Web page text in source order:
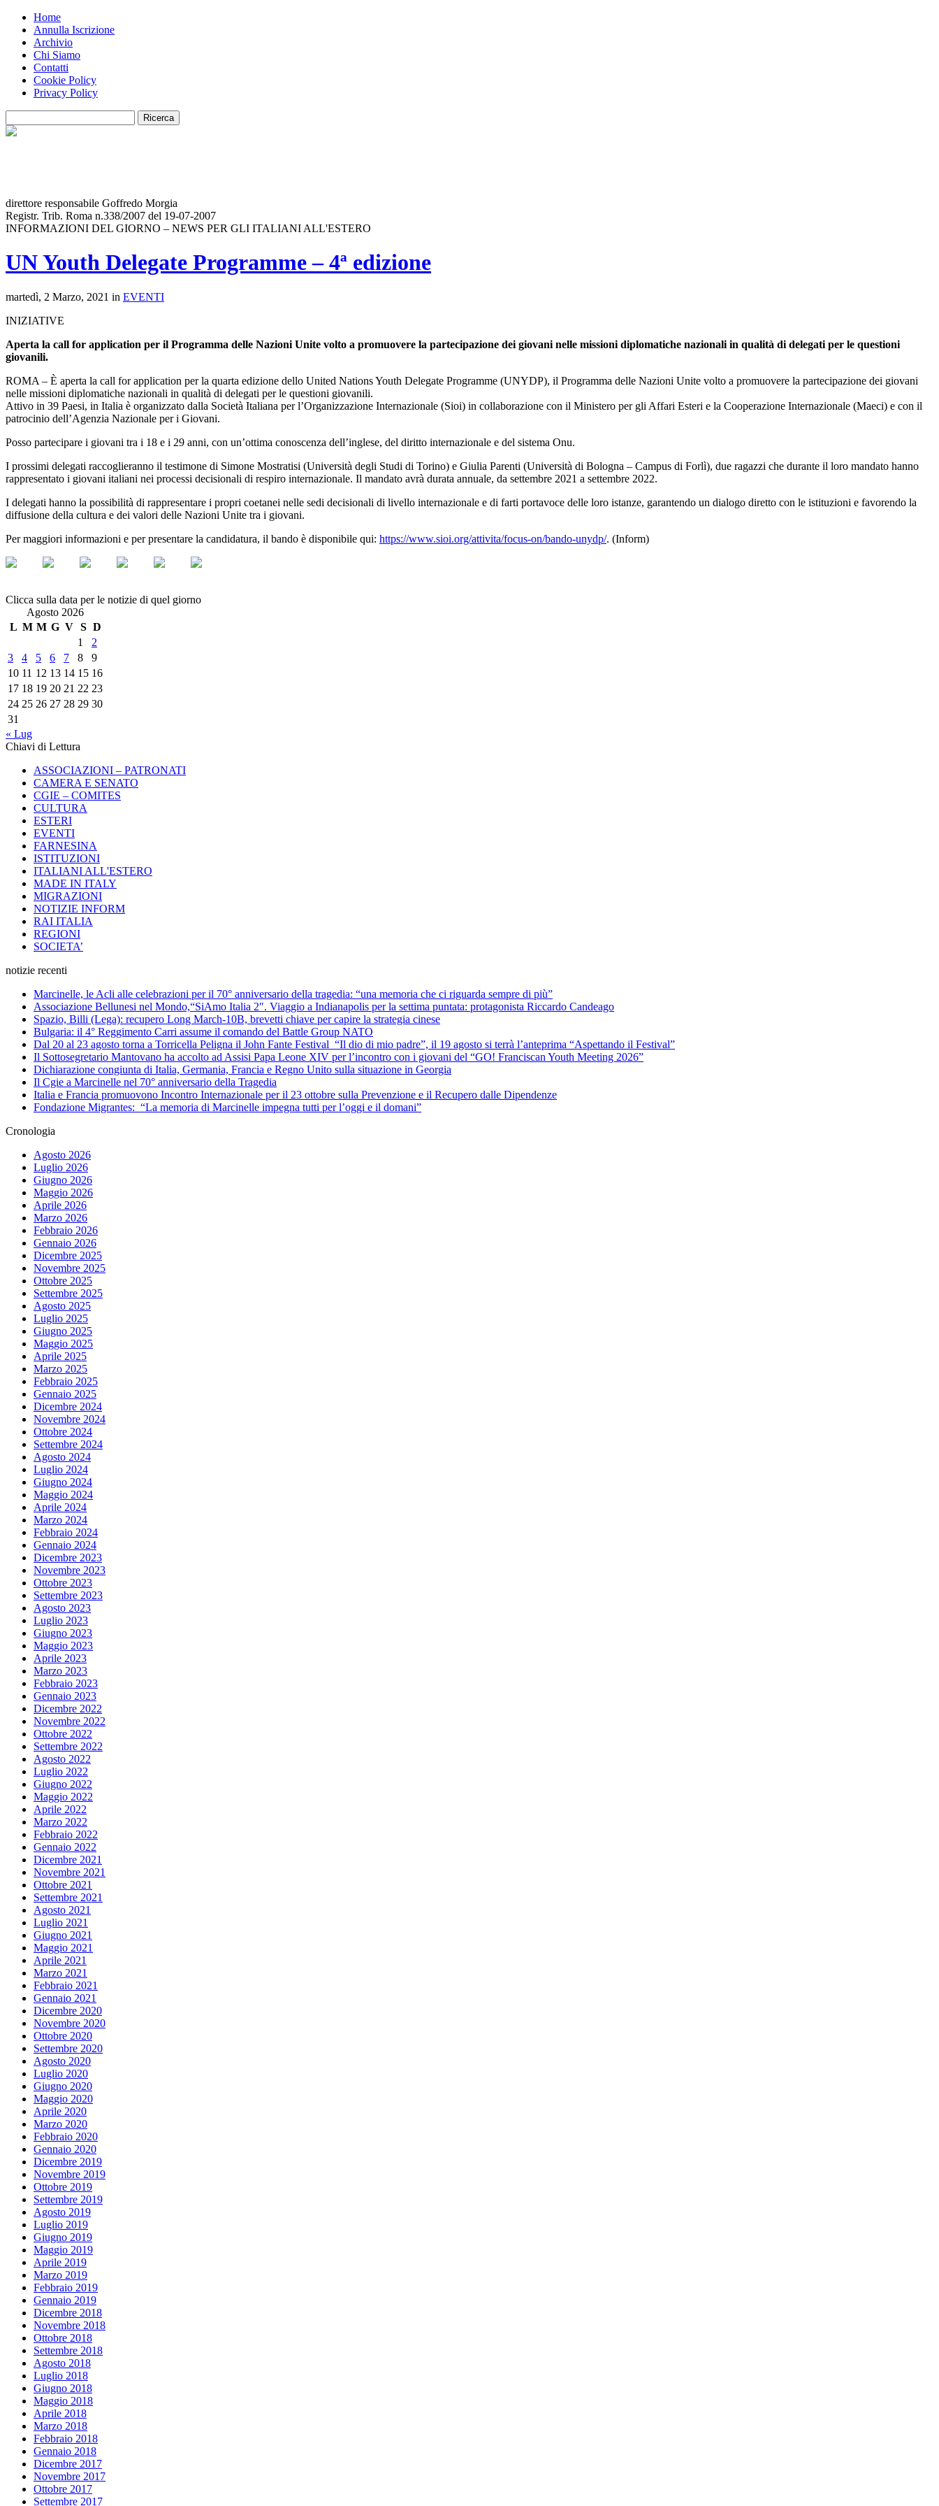
Home
Annulla Iscrizione
Archivio
Chi Siamo
Contatti
Cookie Policy
Privacy Policy
direttore responsabile Goffredo Morgia
Registr. Trib. Roma n.338/2007 del 19-07-2007
INFORMAZIONI DEL GIORNO – NEWS PER GLI ITALIANI ALL'ESTERO
UN Youth Delegate Programme – 4ª edizione
martedì, 2 Marzo, 2021 in EVENTI
INIZIATIVE
Aperta la call for application per il Programma delle Nazioni Unite volto a promuovere la partecipazione dei giovani nelle missioni diplomatiche nazionali in qualità di delegati per le questioni
giovanili.
ROMA – È aperta la call for application per la quarta edizione dello United Nations Youth Delegate Programme (UNYDP), il Programma delle Nazioni Unite volto a promuovere la partecipazione dei giovani
nelle missioni diplomatiche nazionali in qualità di delegati per le questioni giovanili.
Attivo in 39 Paesi, in Italia è organizzato dalla Società Italiana per l’Organizzazione Internazionale (Sioi) in collaborazione con il Ministero per gli Affari Esteri e la Cooperazione Internazionale (Maeci) e con il
patrocinio dell’Agenzia Nazionale per i Giovani.
Posso partecipare i giovani tra i 18 e i 29 anni, con un’ottima conoscenza dell’inglese, del diritto internazionale e del sistema Onu.
I prossimi delegati raccoglieranno il testimone di Simone Mostratisi (Università degli Studi di Torino) e Giulia Parenti (Università di Bologna – Campus di Forlì), due ragazzi che durante il loro mandato hanno
rappresentato i giovani italiani nei processi decisionali di respiro internazionale. Il mandato avrà durata annuale, da settembre 2021 a settembre 2022.
I delegati hanno la possibilità di rappresentare i propri coetanei nelle sedi decisionali di livello internazionale e di farti portavoce delle loro istanze, garantendo un dialogo diretto con le istituzioni e favorendo la
diffusione della cultura e dei valori delle Nazioni Unite tra i giovani.
Per maggiori informazioni e per presentare la candidatura, il bando è disponibile qui: https://www.sioi.org/attivita/focus-on/bando-unydp/. (Inform)
Clicca sulla data per le notizie di quel giorno
Agosto 2026
L M M G V S D
1
2
3
4 5 6 7 8
9
10 11 12 13 14 15 16
17 18 19 20 21 22 23
24 25 26 27 28 29 30
31
« Lug
Chiavi di Lettura
ASSOCIAZIONI – PATRONATI
CAMERA E SENATO
CGIE – COMITES
CULTURA
ESTERI
EVENTI
FARNESINA
ISTITUZIONI
ITALIANI ALL'ESTERO
MADE IN ITALY
MIGRAZIONI
NOTIZIE INFORM
RAI ITALIA
REGIONI
SOCIETA’
notizie recenti
Marcinelle, le Acli alle celebrazioni per il 70° anniversario della tragedia: “una memoria che ci riguarda sempre di più”
Associazione Bellunesi nel Mondo,“SiAmo Italia 2″. Viaggio a Indianapolis per la settima puntata: protagonista Riccardo Candeago
Spazio, Billi (Lega): recupero Long March-10B, brevetti chiave per capire la strategia cinese
Bulgaria: il 4° Reggimento Carri assume il comando del Battle Group NATO
Dal 20 al 23 agosto torna a Torricella Peligna il John Fante Festival “Il dio di mio padre”, il 19 agosto si terrà l’anteprima “Aspettando il Festival”
Il Sottosegretario Mantovano ha accolto ad Assisi Papa Leone XIV per l’incontro con i giovani del “GO! Franciscan Youth Meeting 2026”
Dichiarazione congiunta di Italia, Germania, Francia e Regno Unito sulla situazione in Georgia
Il Cgie a Marcinelle nel 70° anniversario della Tragedia
Italia e Francia promuovono Incontro Internazionale per il 23 ottobre sulla Prevenzione e il Recupero dalle Dipendenze
Fondazione Migrantes: “La memoria di Marcinelle impegna tutti per l’oggi e il domani”
Cronologia
Agosto 2026
Luglio 2026
Giugno 2026
Maggio 2026
Aprile 2026
Marzo 2026
Febbraio 2026
Gennaio 2026
Dicembre 2025
Novembre 2025
Ottobre 2025
Settembre 2025
Agosto 2025
Luglio 2025
Giugno 2025
Maggio 2025
Aprile 2025
Marzo 2025
Febbraio 2025
Gennaio 2025
Dicembre 2024
Novembre 2024
Ottobre 2024
Settembre 2024
Agosto 2024
Luglio 2024
Giugno 2024
Maggio 2024
Aprile 2024
Marzo 2024
Febbraio 2024
Gennaio 2024
Dicembre 2023
Novembre 2023
Ottobre 2023
Settembre 2023
Agosto 2023
Luglio 2023
Giugno 2023
Maggio 2023
Aprile 2023
Marzo 2023
Febbraio 2023
Gennaio 2023
Dicembre 2022
Novembre 2022
Ottobre 2022
Settembre 2022
Agosto 2022
Luglio 2022
Giugno 2022
Maggio 2022
Aprile 2022
Marzo 2022
Febbraio 2022
Gennaio 2022
Dicembre 2021
Novembre 2021
Ottobre 2021
Settembre 2021
Agosto 2021
Luglio 2021
Giugno 2021
Maggio 2021
Aprile 2021
Marzo 2021
Febbraio 2021
Gennaio 2021
Dicembre 2020
Novembre 2020
Ottobre 2020
Settembre 2020
Agosto 2020
Luglio 2020
Giugno 2020
Maggio 2020
Aprile 2020
Marzo 2020
Febbraio 2020
Gennaio 2020
Dicembre 2019
Novembre 2019
Ottobre 2019
Settembre 2019
Agosto 2019
Luglio 2019
Giugno 2019
Maggio 2019
Aprile 2019
Marzo 2019
Febbraio 2019
Gennaio 2019
Dicembre 2018
Novembre 2018
Ottobre 2018
Settembre 2018
Agosto 2018
Luglio 2018
Giugno 2018
Maggio 2018
Aprile 2018
Marzo 2018
Febbraio 2018
Gennaio 2018
Dicembre 2017
Novembre 2017
Ottobre 2017
Settembre 2017